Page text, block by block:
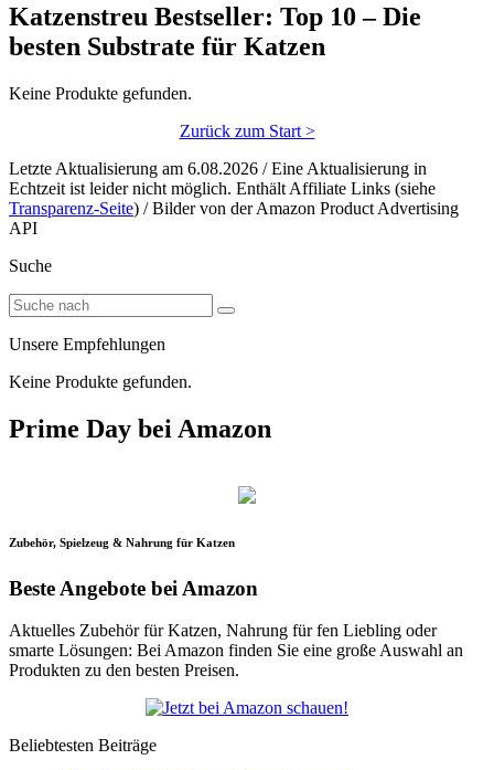
Katzenstreu Bestseller: Top 10 – Die
besten Substrate für Katzen
Keine Produkte gefunden.
Zurück zum Start >
Letzte Aktualisierung am 6.08.2026 / Eine Aktualisierung in
Echtzeit ist leider nicht möglich. Enthält Affiliate Links (siehe
Transparenz-Seite) / Bilder von der Amazon Product Advertising
API
Suche
Unsere Empfehlungen
Keine Produkte gefunden.
Prime Day bei Amazon
Zubehör, Spielzeug & Nahrung für Katzen
Beste Angebote bei Amazon
Aktuelles Zubehör für Katzen, Nahrung für fen Liebling oder
smarte Lösungen: Bei Amazon finden Sie eine große Auswahl an
Produkten zu den besten Preisen.
Beliebtesten Beiträge